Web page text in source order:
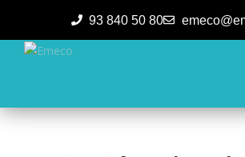
93 840 50 80